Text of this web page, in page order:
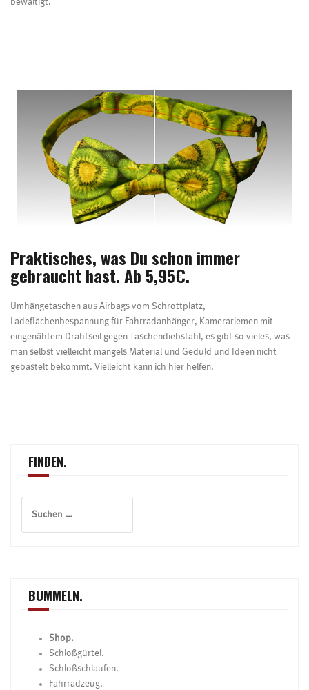
Praktisches, was Du schon immer
gebraucht hast. Ab 5,95€.
Umhängetaschen aus Airbags vom Schrottplatz,
Ladeflächenbespannung für Fahrradanhänger, Kamerariemen mit
eingenähtem Drahtseil gegen Taschendiebstahl, es gibt so vieles, was
man selbst vielleicht mangels Material und Geduld und Ideen nicht
gebastelt bekommt. Vielleicht kann ich hier helfen.
FINDEN.
nach:
BUMMELN.
Shop.
Schloßgürtel.
Schloßschlaufen.
Fahrradzeug.